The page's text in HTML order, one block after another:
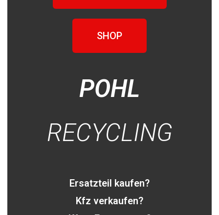
SHOP
POHL
RECYCLING
Ersatzteil kaufen?
Kfz verkaufen?